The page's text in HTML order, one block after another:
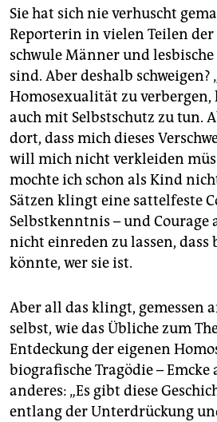
Sie hat sich nie verhuscht
Reporterin in vielen Teilen der
schwule Männer und lesbische
sind. Aber deshalb
Homosexualität zu
auch mit Selbstschutz zu tun.
dort, dass mich dieses
will mich nicht verkleiden
mochte ich schon als Kind
Sätzen klingt eine sattelfeste
Selbstkenntnis – und
nicht einreden zu lassen, dass
könnte, wer sie ist.
Aber all das klingt, gemessen
selbst, wie das Übliche zum
Entdeckung der eigenen
biografische Tragödie –
anderes: „Es gibt diese
entlang der Unterdrückung